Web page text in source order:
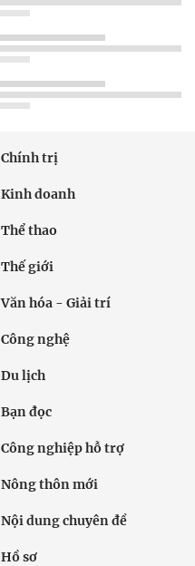
Chính trị
Kinh doanh
Thể thao
Thế giới
Văn hóa - Giải trí
Công nghệ
Du lịch
Bạn đọc
Công nghiệp hỗ trợ
Nông thôn mới
Nội dung chuyên đề
Hồ sơ